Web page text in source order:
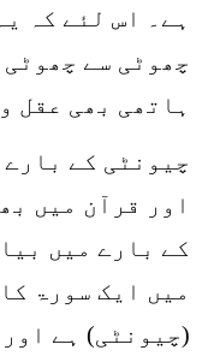
ہے۔ اس لئے کہ
چھوٹی سے
ہاتھی بھی عقل
چیونٹی کے
اور قرآن میں
کے بارے میں
میں ایک سورۃ
(چیونٹی) ہے اور